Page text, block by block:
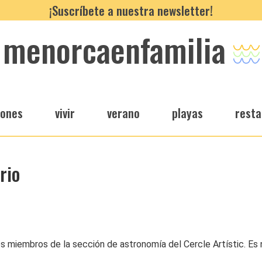
¡Suscríbete a nuestra newsletter!
menorcaenfamilia
vivir verano playas
miembros de la sección de astronomía del Cercle Artístic.